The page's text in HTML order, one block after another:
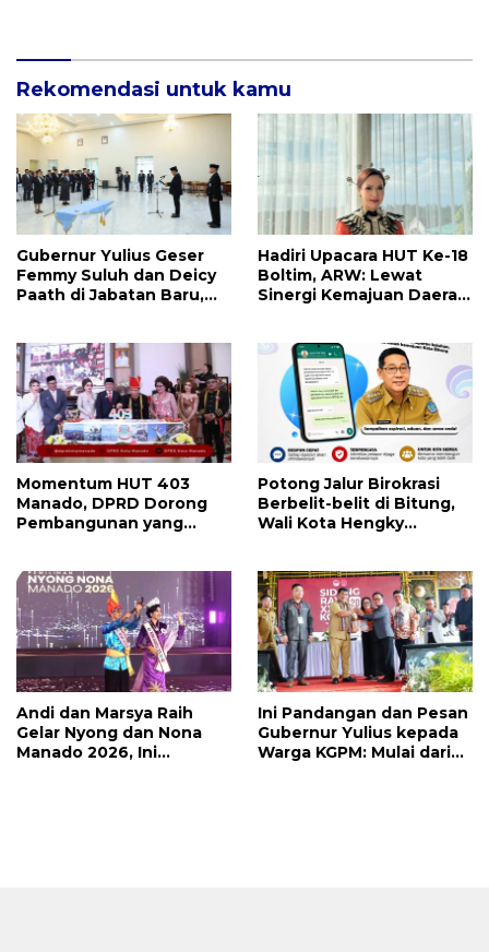
Rekomendasi untuk kamu
Gubernur Yulius Geser
Femmy Suluh dan Deicy
Paath di Jabatan Baru,
Hadiri Upacara HUT Ke-18
Boltim, ARW: Lewat
Sinergi Kemajuan Daerah
Momentum HUT 403
Manado, DPRD Dorong
Pembangunan yang
Potong Jalur Birokrasi
Berbelit-belit di Bitung,
Wali Kota Hengky
WA
Andi dan Marsya Raih
Gelar Nyong dan Nona
Manado 2026, Ini
Ini Pandangan dan Pesan
Gubernur Yulius kepada
Warga KGPM: Mulai dari